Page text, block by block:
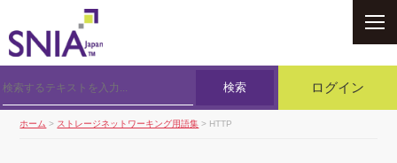
検索 ログイン
ホーム > ストレージネットワーキング用語集 > HTTP